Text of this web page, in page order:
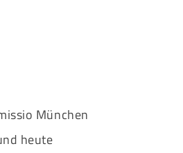
München
heute